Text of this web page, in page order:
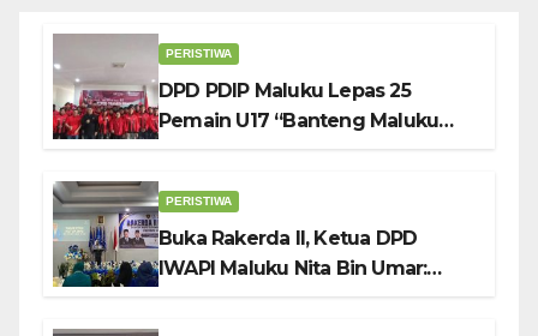
PERISTIWA
DPD PDIP Maluku Lepas 25
Pemain U17 “Banteng Maluku
PERISTIWA
Buka Rakerda II, Ketua DPD
IWAPI Maluku Nita Bin Umar: